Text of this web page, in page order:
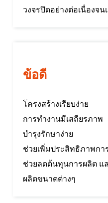
วงจรปิดอย่างต่อเนื่องจน
ข้อดี
โครงสร้างเรียบง่าย
การทำงานมีเสถียรภาพ
บำรุงรักษาง่าย
ช่วยเพิ่มประสิทธิภาพกา
ช่วยลดต้นทุนการผลิต แ
ผลิตขนาดต่างๆ